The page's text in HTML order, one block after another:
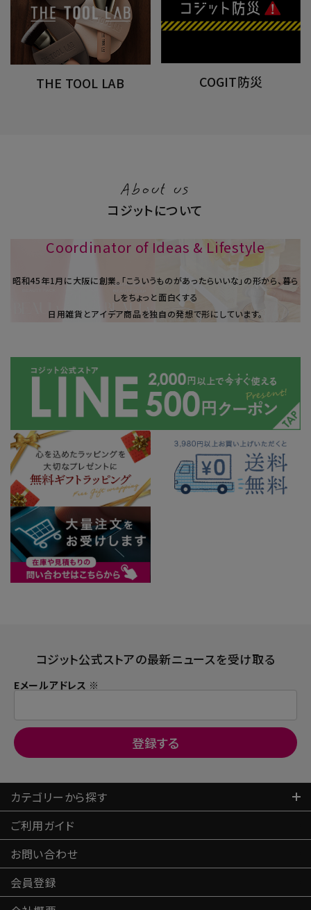
THE TOOL LAB COGIT防災
About us
コジットについて
Coordinator of Ideas & Lifestyle
昭和45年1⽉に大阪に創業。「こういうものがあったらいいな」の形から、暮ら
しをちょっと面白くする
日用雑貨とアイデア商品を独自の発想で形にしています。
コジット公式ストアの最新ニュースを受け取る
Eメールアドレス ※
カテゴリーから探す
ご利用ガイド
お問い合わせ
会員登録